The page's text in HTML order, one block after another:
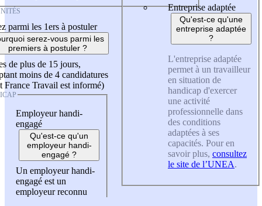
parmi les 1ers à postuler
serez-vous parmi les
premiers à postuler ?
de plus de 15 jours,
moins de 4 candidatures
France Travail est informé)
Employeur handi-
engagé
Qu'est-ce qu'un
employeur handi-
engagé ?
Un employeur handi-
engagé est un
employeur reconnu
Entreprise adaptée
Qu'est-ce qu'une
entreprise adaptée
?
L'entreprise adaptée
permet à un travailleur
en situation de
handicap d'exercer
une activité
professionnelle dans
des conditions
adaptées à ses
capacités. Pour en
savoir plus, consultez
le site de l’UNEA.